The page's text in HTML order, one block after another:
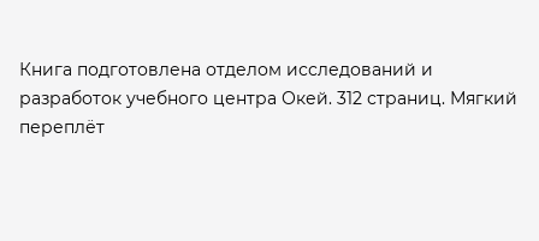
Книга подготовлена отделом исследований и
разработок учебного центра Окей. 312 страниц. Мягкий
переплёт